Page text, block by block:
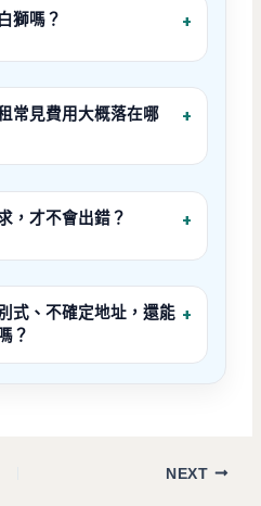
獅嗎？ +
常見費用大概落在哪
+
，才不會出錯？ +
式、不確定地址，還能
？
+
NEXT